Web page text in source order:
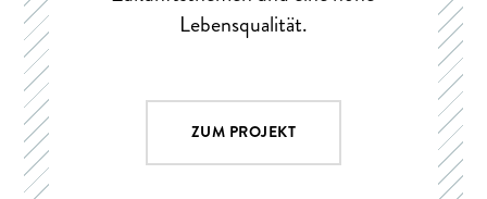
Lebensqualität.
ZUM PROJEKT